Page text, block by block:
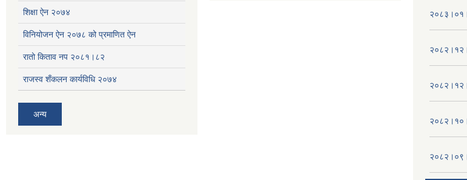
शिक्षा ऐन २०७४
विनियोजन ऐन २०७८ को प्रमाणित ऐन
रातो किताव नप २०८१।८२
राजस्व शँकलन कार्यविधि २०७४
अन्य
२०८२।१०।